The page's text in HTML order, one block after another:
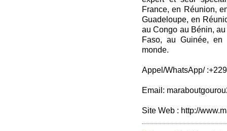
France, en Réunion,
Guadeloupe, en
au Congo au Bénin,
Faso, au Guinée,
monde.
Appel/WhatsApp/
Email:
Site Web : http://